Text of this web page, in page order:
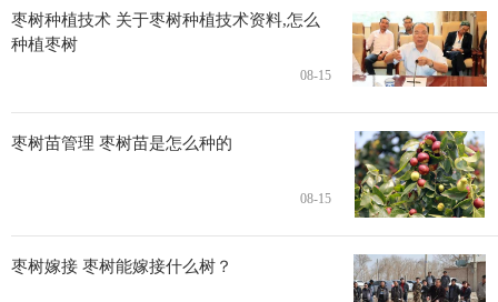
枣树种植技术 关于枣树种植技术资料,怎么
种植枣树
08-15
枣树苗管理 枣树苗是怎么种的
08-15
枣树嫁接 枣树能嫁接什么树？